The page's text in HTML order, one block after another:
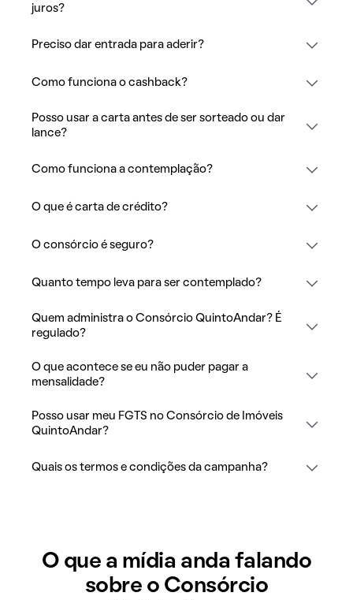
juros?
Preciso dar entrada para aderir?
Como funciona o cashback?
Posso usar a carta antes de ser sorteado ou dar
lance?
Como funciona a contemplação?
O que é carta de crédito?
O consórcio é seguro?
Quanto tempo leva para ser contemplado?
Quem administra o Consórcio QuintoAndar? É
regulado?
O que acontece se eu não puder pagar a
mensalidade?
Posso usar meu FGTS no Consórcio de Imóveis
QuintoAndar?
Quais os termos e condições da campanha?
O que a mídia anda falando
sobre o Consórcio